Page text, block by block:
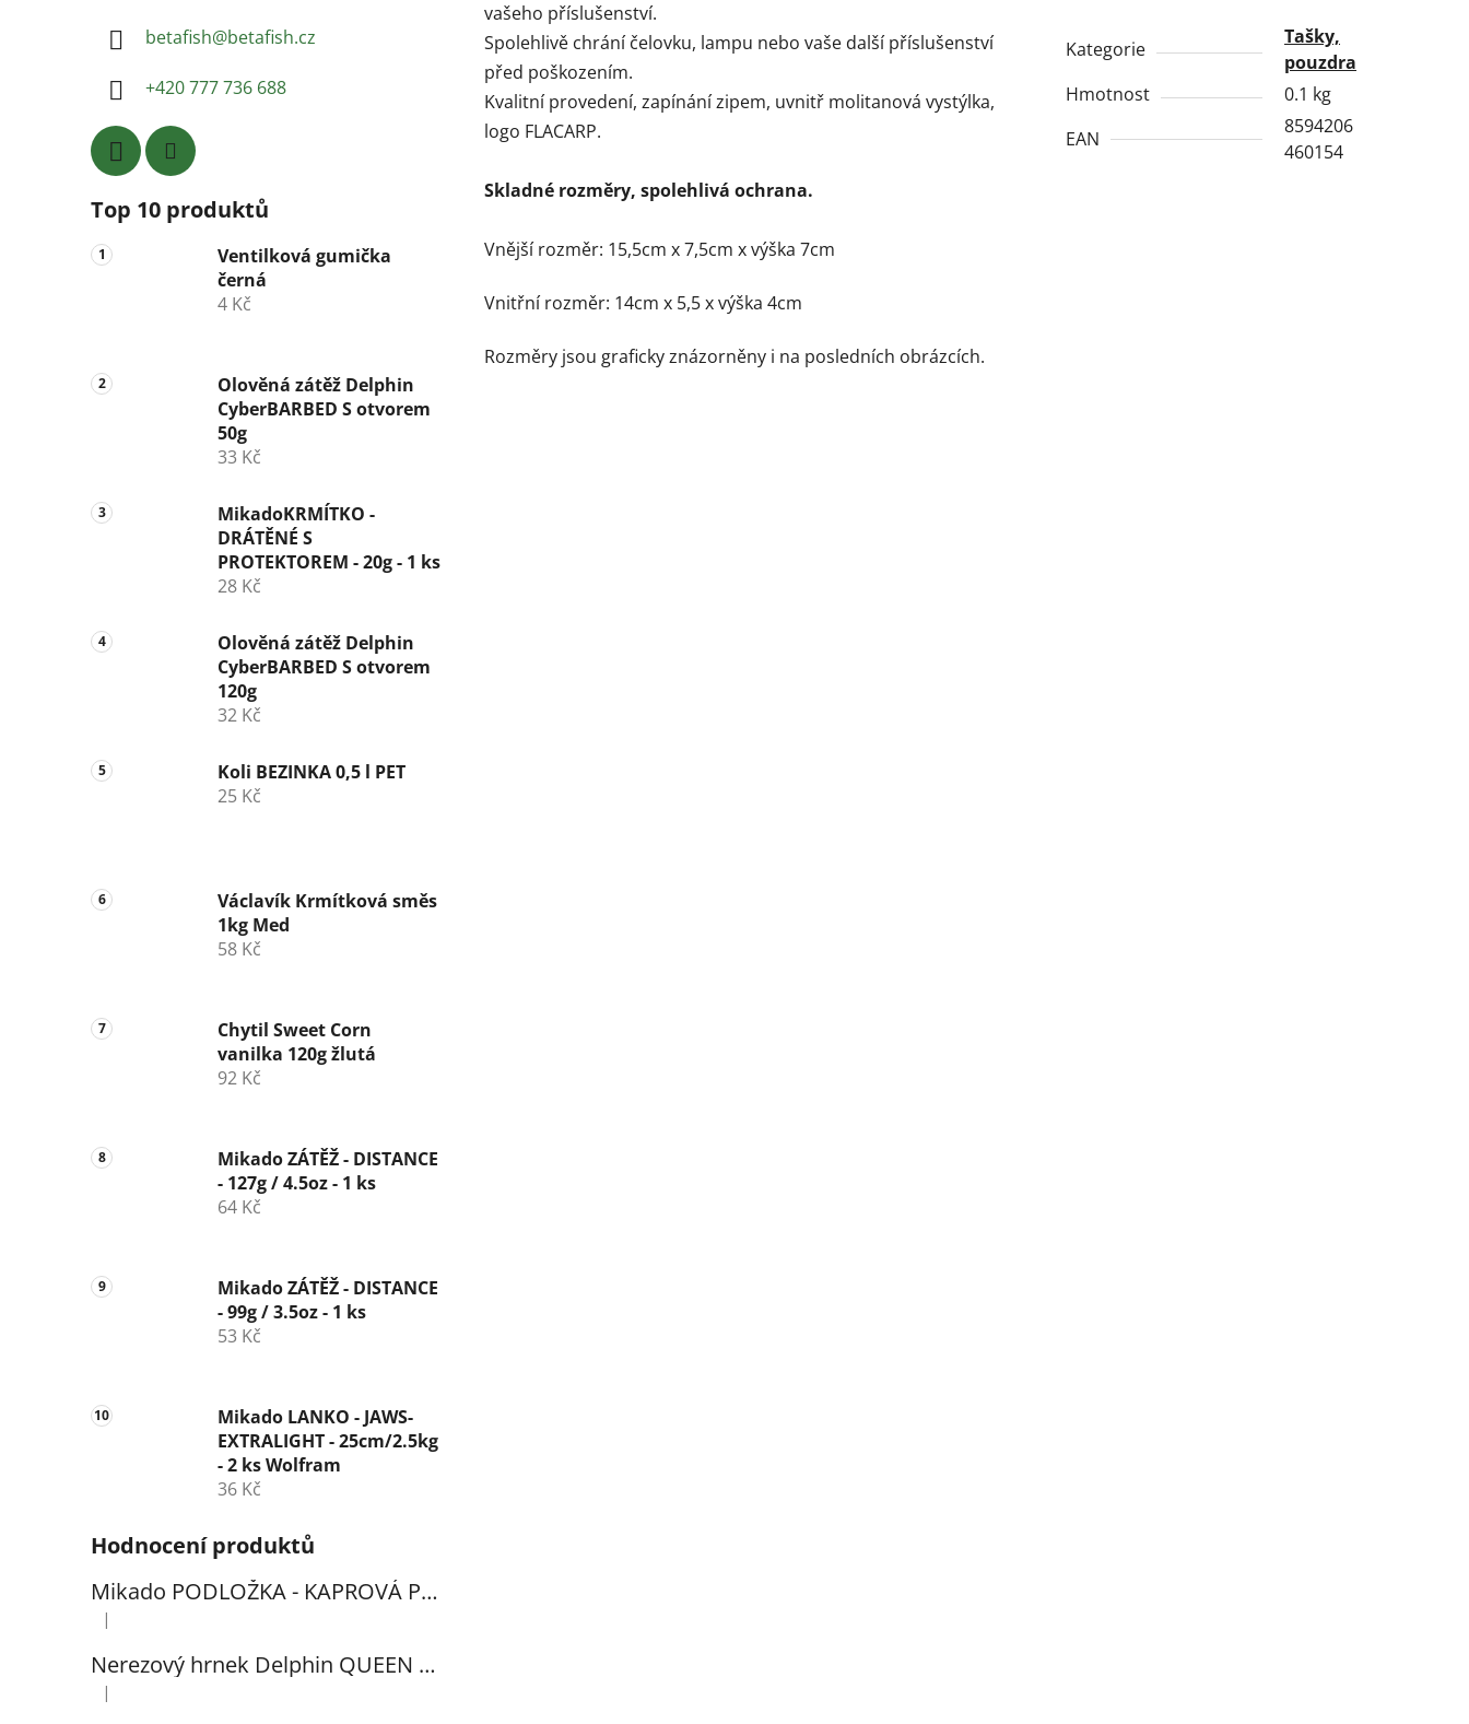
betafish@betafish.cz
+420 777 736 688
Top 10 produktů
Ventilková gumička
černá
4 Kč
Olověná zátěž Delphin
CyberBARBED S otvorem
50g
33 Kč
MikadoKRMÍTKO -
DRÁTĚNÉ S
PROTEKTOREM - 20g - 1 ks
28 Kč
Olověná zátěž Delphin
CyberBARBED S otvorem
120g
32 Kč
Koli BEZINKA 0,5 l PET
25 Kč
Václavík Krmítková směs
1kg Med
58 Kč
Chytil Sweet Corn
vanilka 120g žlutá
92 Kč
Mikado ZÁTĚŽ - DISTANCE
- 127g / 4.5oz - 1 ks
64 Kč
Mikado ZÁTĚŽ - DISTANCE
- 99g / 3.5oz - 1 ks
53 Kč
Mikado LANKO - JAWS-
EXTRALIGHT - 25cm/2.5kg
- 2 ks Wolfram
36 Kč
Hodnocení produktů
Mikado PODLOŽKA - KAPROVÁ PRO VYHÁČKOVÁNÍ S METREM - (102x60cm) - 1ks
Hodnocení produktu je 5 z 5 hvězdiček.
|
Nerezový hrnek Delphin QUEEN 300ml
Hodnocení produktu je 5 z 5 hvězdiček.
|
vašeho příslušenství.
Spolehlivě chrání čelovku, lampu nebo vaše další příslušenství
před poškozením.
Kvalitní provedení, zapínání zipem, uvnitř molitanová vystýlka,
logo FLACARP.
Skladné rozměry, spolehlivá ochrana.
Vnější rozměr: 15,5cm x 7,5cm x výška 7cm
Vnitřní rozměr: 14cm x 5,5 x výška 4cm
Rozměry jsou graficky znázorněny i na posledních obrázcích.
Kategorie
Tašky,
pouzdra
Hmotnost
0.1 kg
EAN
8594206
460154